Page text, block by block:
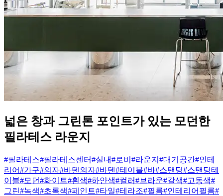
넓은 창과 그린톤 포인트가 있는 모던한
필라테스 라운지
#필라테스#필라테스센터#실내#로비 #라운지 #대기공간#인테
리어#가구#의자#바텐의자#바텐 #테이블#바#스탠딩#스탠딩테
이블#모던#화이트#흰색#하얀색#컬러#브라운#갈색#고동색#
그린#녹색#초록색#페인트#타일#테라조#필름#인테리어필름#